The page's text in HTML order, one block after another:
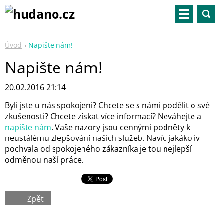
Úvod Napište nám!
Napište nám!
20.02.2016 21:14
Byli jste u nás spokojeni? Chcete se s námi podělit o své
zkušenosti? Chcete získat více informací? Neváhejte a
napište nám. Vaše názory jsou cennými podněty k
neustálému zlepšování našich služeb. Navíc jakákoliv
pochvala od spokojeného zákazníka je tou nejlepší
odměnou naší práce.
Zpět